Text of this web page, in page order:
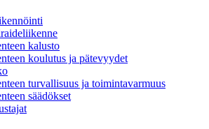
kalusto
koulutus ja pätevyydet
turvallisuus ja toimintavarmuus
säädökset